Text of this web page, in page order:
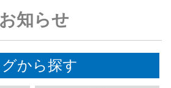
お知らせ
グから探す